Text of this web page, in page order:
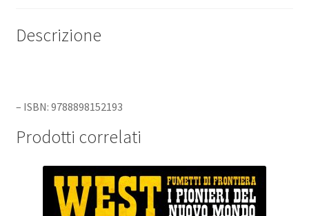
Descrizione
– ISBN: 9788898152193
Prodotti correlati